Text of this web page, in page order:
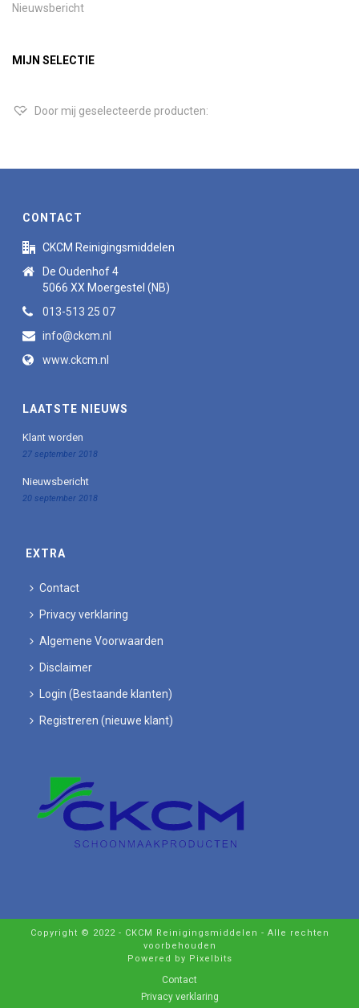
Nieuwsbericht
MIJN SELECTIE
Door mij geselecteerde producten:
CONTACT
CKCM Reinigingsmiddelen
De Oudenhof 4
5066 XX Moergestel (NB)
013-513 25 07
info@ckcm.nl
www.ckcm.nl
LAATSTE NIEUWS
Klant worden
27 september 2018
Nieuwsbericht
20 september 2018
EXTRA
Contact
Privacy verklaring
Algemene Voorwaarden
Disclaimer
Login (Bestaande klanten)
Registreren (nieuwe klant)
Copyright © 2022 - CKCM Reinigingsmiddelen - Alle rechten
voorbehouden
Powered by Pixelbits
Contact
Privacy verklaring